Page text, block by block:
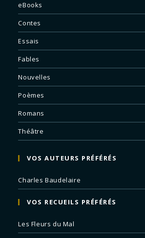
eBooks
Contes
Essais
Fables
Nouvelles
Poèmes
Romans
Théâtre
VOS AUTEURS PRÉFÉRÉS
Charles Baudelaire
VOS RECUEILS PRÉFÉRÉS
Les Fleurs du Mal